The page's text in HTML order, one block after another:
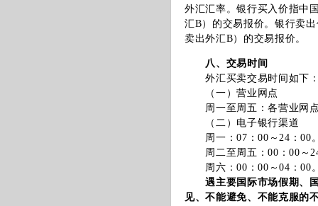
外汇汇率。银行买入价指中
汇B）的交易报价。银行卖
卖出外汇B）的交易报价。
八、交易时间
外汇买卖交易时间如下
（一）营业网点
周一至周五：各营业网点
（二）电子银行渠道
周一：07：00～24：00
周二至周五：00：00～
周六：00：00～04：00
遇主要国际市场假期、
见、不能避免、不能克服的